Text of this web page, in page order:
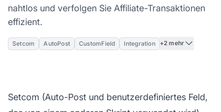
nahtlos und verfolgen Sie Affiliate-Transaktionen
effizient.
Setcom AutoPost CustomField Integration +2 mehr
Setcom (Auto-Post und benutzerdefiniertes Feld,